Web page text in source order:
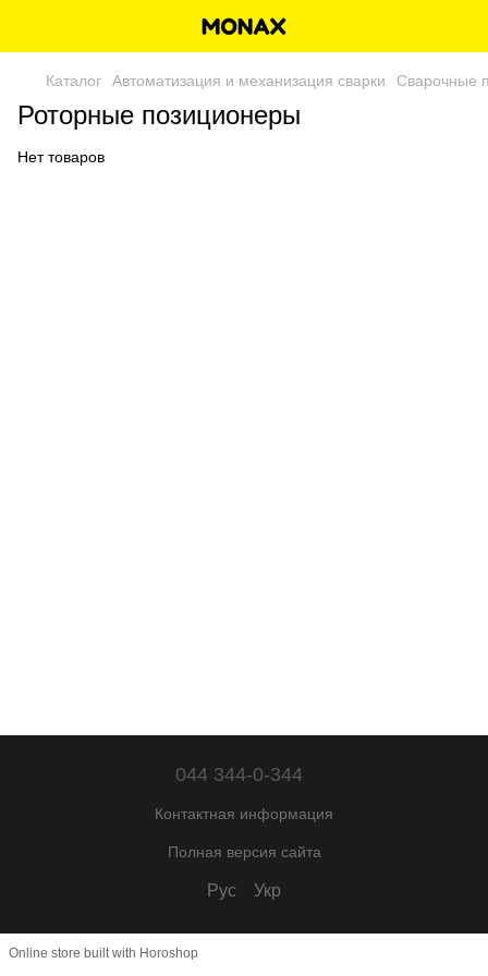
Каталог Автоматизация и механизация сварки Сварочные
Роторные позиционеры
Нет товаров
044 344-0-344
Контактная информация
Полная версия сайта
Рус Укр
Online store built with Horoshop